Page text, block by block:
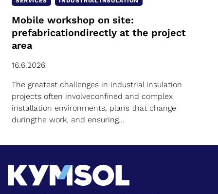
Mobile workshop on site:
prefabricationdirectly at the project
area
16.6.2026
The greatest challenges in industrial insulation
projects often involveconfined and complex
installation environments, plans that change
duringthe work, and ensuring…